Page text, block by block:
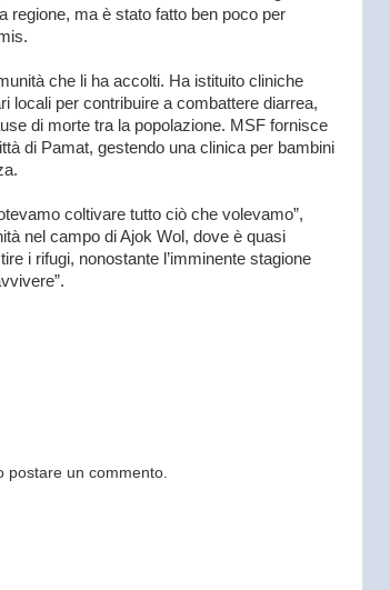
regione, ma è stato fatto ben poco per
che li ha accolti. Ha istituito cliniche
locali per contribuire a combattere diarrea,
di morte tra la popolazione. MSF fornisce
di Pamat, gestendo una clinica per bambini
coltivare tutto ciò che volevamo”,
nel campo di Ajok Wol, dove è quasi
i rifugi, nonostante l’imminente stagione
postare un commento.